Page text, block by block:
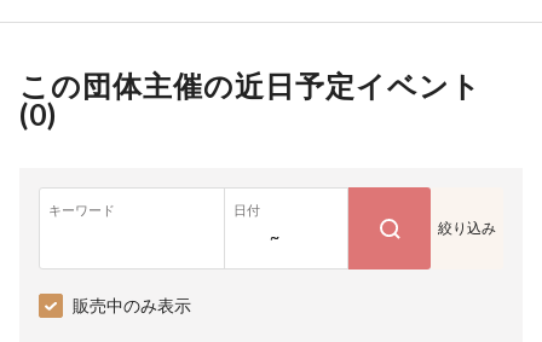
この団体主催の近日予定イベント
(0)
キーワード 日付
~ 絞り込み
販売中のみ表示